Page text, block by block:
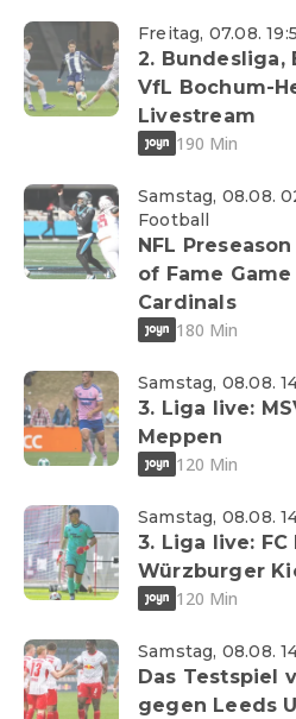
Freitag, 07.08.
2. Bundesliga,
VfL Bochum-
Livestream
190 Min
Samstag, 08.08.
Football
NFL
of Fame
Cardinals
180 Min
Samstag, 08.08.
3. Liga live:
Meppen
120 Min
Samstag, 08.08.
3. Liga live:
Würzburger
120 Min
Samstag, 08.08.
Das Testspiel
gegen Leeds